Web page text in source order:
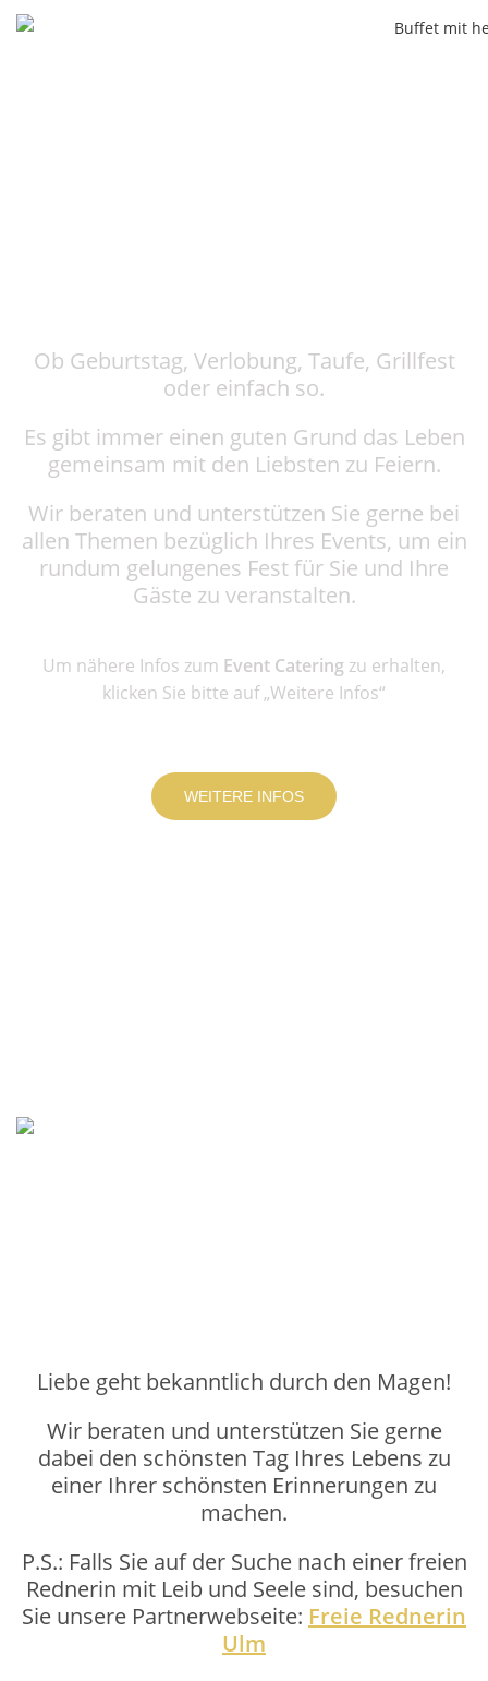
Ob Geburtstag, Verlobung, Taufe, Grillfest
oder einfach so.
Es gibt immer einen guten Grund das Leben
gemeinsam mit den Liebsten zu Feiern.
Wir beraten und unterstützen Sie gerne bei
allen Themen bezüglich Ihres Events, um ein
rundum gelungenes Fest für Sie und Ihre
Gäste zu veranstalten.
Um nähere Infos zum Event Catering zu erhalten,
klicken Sie bitte auf „Weitere Infos“
WEITERE INFOS
Liebe geht bekanntlich durch den Magen!
Wir beraten und unterstützen Sie gerne
dabei den schönsten Tag Ihres Lebens zu
einer Ihrer schönsten Erinnerungen zu
machen.
P.S.: Falls Sie auf der Suche nach einer freien
Rednerin mit Leib und Seele sind, besuchen
Sie unsere Partnerwebseite: Freie Rednerin
Ulm